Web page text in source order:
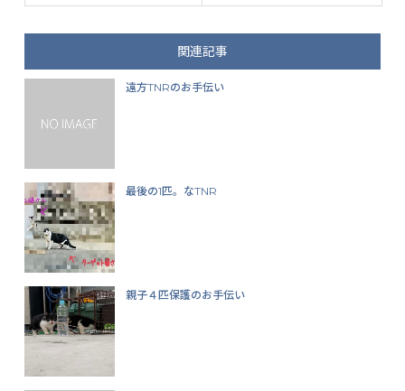
関連記事
遠方TNRのお手伝い
最後の1匹。なTNR
親子４匹保護のお手伝い